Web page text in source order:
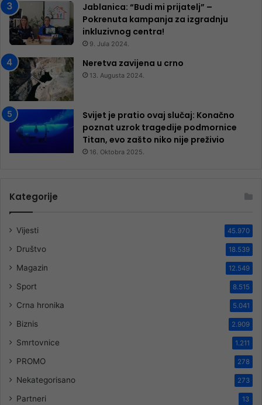
Jablanica: “Budi mi prijatelj” –
Pokrenuta kampanja za izgradnju
inkluzivnog centra!
9. Jula 2024.
Neretva zavijena u crno
13. Augusta 2024.
Svijet je pratio ovaj slučaj: Konačno
poznat uzrok tragedije podmornice
Titan, evo zašto niko nije preživio
16. Oktobra 2025.
Kategorije
Vijesti 45.970
Društvo 18.539
Magazin 12.549
Sport 8.515
Crna hronika 5.041
Biznis 2.909
Smrtovnice 1.211
PROMO 278
Nekategorisano 273
Partneri 13